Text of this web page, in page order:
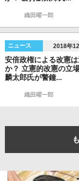
織田曜一郎
ニュース 2018年
安倍政権による改憲
か？ 立憲的改憲の立
麟太郎氏が警鐘...
織田曜一郎